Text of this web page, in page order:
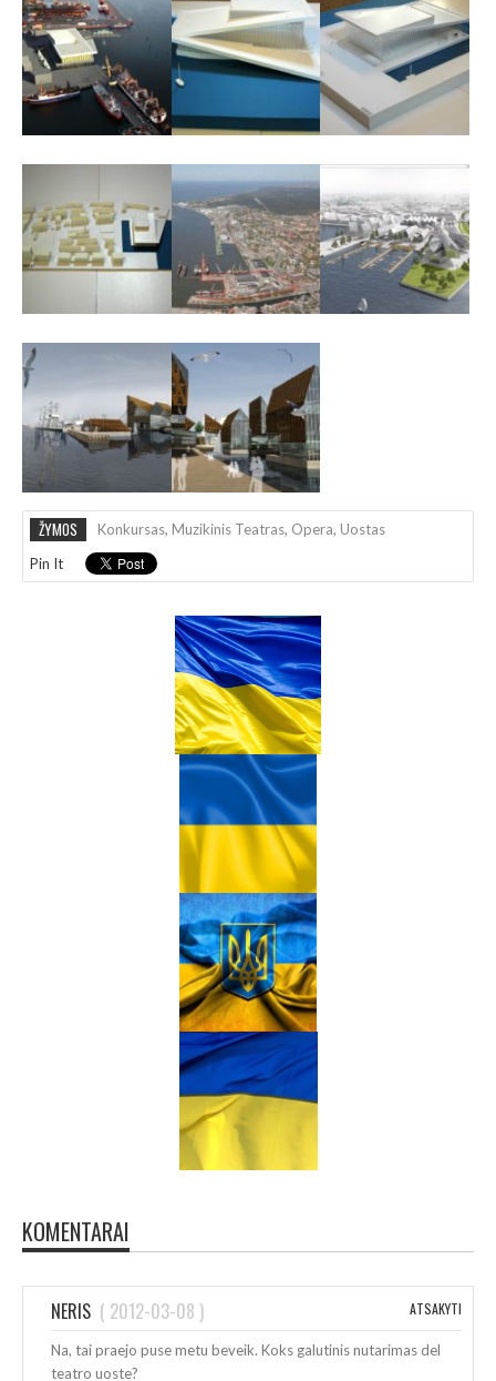
ŽYMOS Konkursas, Muzikinis Teatras, Opera, Uostas
Pin It
KOMENTARAI
NERIS ( 2012-03-08 ) ATSAKYTI
Na, tai praejo puse metu beveik. Koks galutinis nutarimas del
teatro uoste?